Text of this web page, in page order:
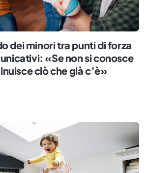
dei minori tra punti di forza
«Se non si conosce
ciò che già c’è»